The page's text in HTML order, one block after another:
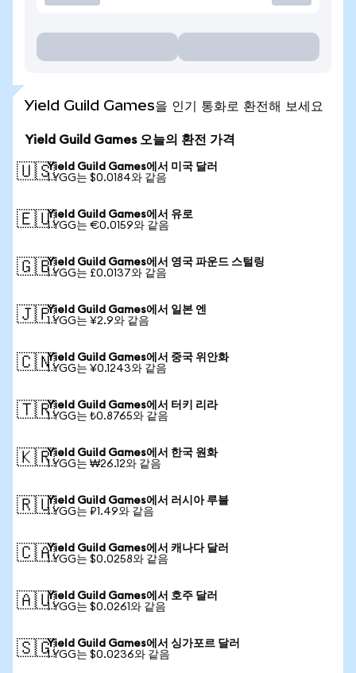
Yield Guild Games을 인기 통화로 환전해 보세요
Yield Guild Games 오늘의 환전 가격
🇺🇸Yield Guild Games에서 미국 달러
1 YGG는 $0.0184와 같음
🇪🇺Yield Guild Games에서 유로
1 YGG는 €0.0159와 같음
🇬🇧Yield Guild Games에서 영국 파운드 스털링
1 YGG는 £0.0137와 같음
🇯🇵Yield Guild Games에서 일본 엔
1 YGG는 ¥2.9와 같음
🇨🇳Yield Guild Games에서 중국 위안화
1 YGG는 ¥0.1243와 같음
🇹🇷Yield Guild Games에서 터키 리라
1 YGG는 ₺0.8765와 같음
🇰🇷Yield Guild Games에서 한국 원화
1 YGG는 ₩26.12와 같음
🇷🇺Yield Guild Games에서 러시아 루블
1 YGG는 ₽1.49와 같음
🇨🇦Yield Guild Games에서 캐나다 달러
1 YGG는 $0.0258와 같음
🇦🇺Yield Guild Games에서 호주 달러
1 YGG는 $0.0261와 같음
🇸🇬Yield Guild Games에서 싱가포르 달러
1 YGG는 $0.0236와 같음